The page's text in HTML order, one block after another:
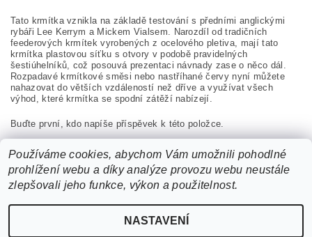
Tato krmítka vznikla na základě testování s předními anglickými
rybáři Lee Kerrym a Mickem Vialsem. Narozdíl od tradičních
feederových krmítek vyrobených z ocelového pletiva, mají tato
krmítka plastovou síťku s otvory v podobě pravidelných
šestiúhelníků, což posouvá prezentaci návnady zase o něco dál.
Rozpadavé krmítkové směsi nebo nastříhané červy nyní můžete
nahazovat do větších vzdáleností než dříve a využívat všech
výhod, které krmítka se spodní zátěží nabízejí.
Buďte první, kdo napíše příspěvek k této položce.
Přidat komentář
Používáme cookies, abychom Vám umožnili pohodlné
prohlížení webu a díky analýze provozu webu neustále
zlepšovali jeho funkce, výkon a použitelnost.
NASTAVENÍ